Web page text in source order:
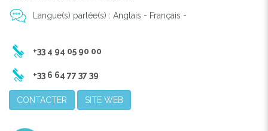
Langue(s) parlée(s) : Anglais - Français -
+33 4 94 05 90 00
+33 6 64 77 37 39
CONTACTER SITE WEB